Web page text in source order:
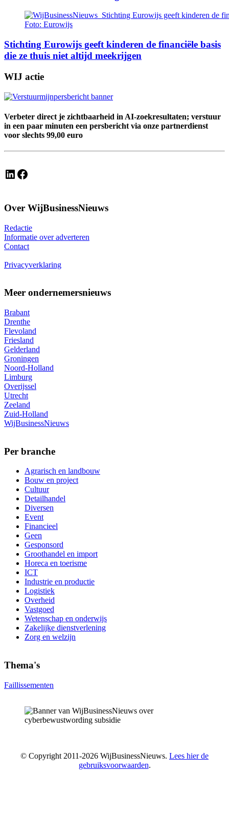
Foto: Eurowijs
Stichting Eurowijs geeft kinderen de financiële basis
die ze thuis niet altijd meekrijgen
WIJ actie
Verbeter direct je zichtbaarheid in AI-zoekresultaten; verstuur
in een paar minuten een persbericht via onze partnerdienst
voor slechts 99,00 euro
LinkedIn Facebook
Over WijBusinessNieuws
Redactie
Informatie over adverteren
Contact
Privacyverklaring
Meer ondernemersnieuws
Brabant
Drenthe
Flevoland
Friesland
Gelderland
Groningen
Noord-Holland
Limburg
Overijssel
Utrecht
Zeeland
Zuid-Holland
WijBusinessNieuws
Per branche
Agrarisch en landbouw
Bouw en project
Cultuur
Detailhandel
Diversen
Event
Financieel
Geen
Gesponsord
Groothandel en import
Horeca en toerisme
ICT
Industrie en productie
Logistiek
Overheid
Vastgoed
Wetenschap en onderwijs
Zakelijke dienstverlening
Zorg en welzijn
Thema's
Faillissementen
© Copyright 2011-2026 WijBusinessNieuws. Lees hier de
gebruiksvoorwaarden.